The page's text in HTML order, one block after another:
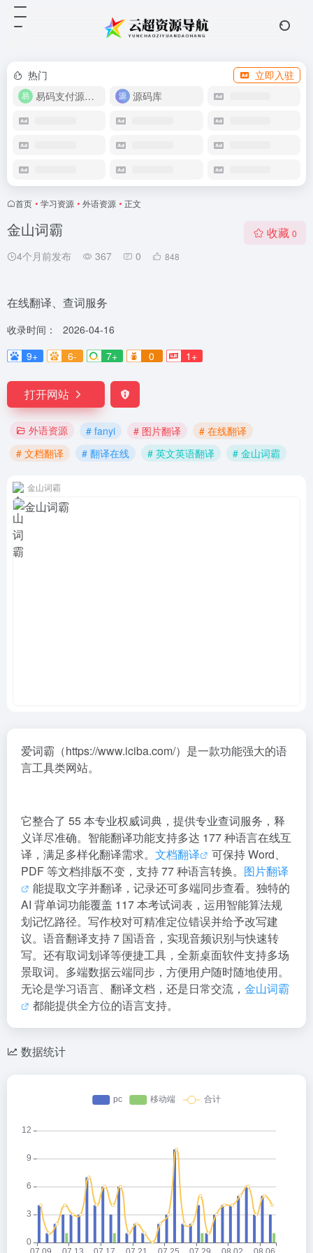
热门
立即入驻
易码支付源码下载
源码库
首页 • 学习资源 • 外语资源 • 正文
金山词霸
4个月前发布 367 0 848
收藏 0
在线翻译、查词服务
收录时间：
2026-04-16
9+
6- 7+ 0 1+
打开网站
外语资源 # fanyi # 图片翻译
# 在线翻译
# 文档翻译
# 翻译在线 # 英文英语翻译 # 金山词霸
金山词霸
爱词霸（https://www.iciba.com/）是一款功能强大的语
言工具类网站。
它整合了 55 本专业权威词典，提供专业查词服务，释
义详尽准确。智能翻译功能支持多达 177 种语言在线互
译，满足多样化翻译需求。 文档翻译
可保持 Word、
PDF 等文档排版不变，支持 77 种语言转换。 图片翻译
能提取文字并翻译，记录还可多端同步查看。独特的
AI 背单词功能覆盖 117 本考试词表，运用智能算法规
划记忆路径。写作校对可精准定位错误并给予改写建
议。语音翻译支持 7 国语音，实现音频识别与快速转
写。还有取词划译等便捷工具，全新桌面软件支持多场
景取词。多端数据云端同步，方便用户随时随地使用。
无论是学习语言、翻译文档，还是日常交流， 金山词霸
都能提供全方位的语言支持。
数据统计